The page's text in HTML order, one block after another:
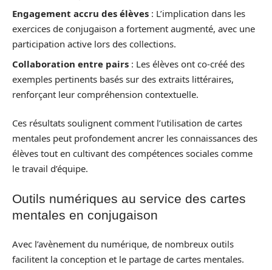
Engagement accru des élèves : L’implication dans les
exercices de conjugaison a fortement augmenté, avec une
participation active lors des collections.
Collaboration entre pairs : Les élèves ont co-créé des
exemples pertinents basés sur des extraits littéraires,
renforçant leur compréhension contextuelle.
Ces résultats soulignent comment l’utilisation de cartes
mentales peut profondement ancrer les connaissances des
élèves tout en cultivant des compétences sociales comme
le travail d’équipe.
Outils numériques au service des cartes
mentales en conjugaison
Avec l’avènement du numérique, de nombreux outils
facilitent la conception et le partage de cartes mentales.